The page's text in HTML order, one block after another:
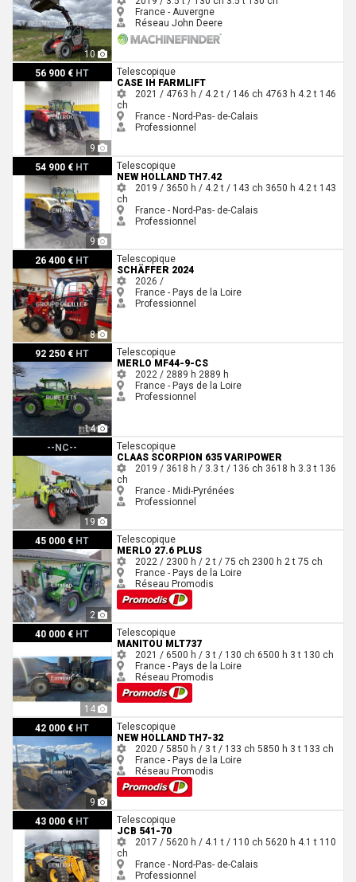
10
France - Auvergne
Réseau John Deere
56 900 € HT
9
Case IH FARMLIFT
Telescopique
CASE IH FARMLIFT
2021 / 4763 h / 4.2 t / 146 ch 4763 h 4.2 t 146
ch
France - Nord-Pas- de-Calais
Professionnel
54 900 € HT
9
New Holland TH7.42
Telescopique
NEW HOLLAND TH7.42
2019 / 3650 h / 4.2 t / 143 ch 3650 h 4.2 t 143
ch
France - Nord-Pas- de-Calais
Professionnel
26 400 € HT
8
Schäffer 2024
Telescopique
SCHÄFFER 2024
2026 /
France - Pays de la Loire
Professionnel
92 250 € HT
14
Merlo MF44-9-CS
Telescopique
MERLO MF44-9-CS
2022 / 2889 h 2889 h
France - Pays de la Loire
Professionnel
--NC--
19
Claas SCORPION 635 VARIPOWER
Telescopique
CLAAS SCORPION 635 VARIPOWER
2019 / 3618 h / 3.3 t / 136 ch 3618 h 3.3 t 136
ch
France - Midi-Pyrénées
Professionnel
45 000 € HT
2
Merlo 27.6 PLUS
Telescopique
MERLO 27.6 PLUS
2022 / 2300 h / 2 t / 75 ch 2300 h 2 t 75 ch
France - Pays de la Loire
Réseau Promodis
40 000 € HT
14
Manitou MLT737
Telescopique
MANITOU MLT737
2021 / 6500 h / 3 t / 130 ch 6500 h 3 t 130 ch
France - Pays de la Loire
Réseau Promodis
42 000 € HT
9
New Holland TH7-32
Telescopique
NEW HOLLAND TH7-32
2020 / 5850 h / 3 t / 133 ch 5850 h 3 t 133 ch
France - Pays de la Loire
Réseau Promodis
43 000 € HT
JCB 541-70
Telescopique
JCB 541-70
2017 / 5620 h / 4.1 t / 110 ch 5620 h 4.1 t 110
ch
France - Nord-Pas- de-Calais
Professionnel